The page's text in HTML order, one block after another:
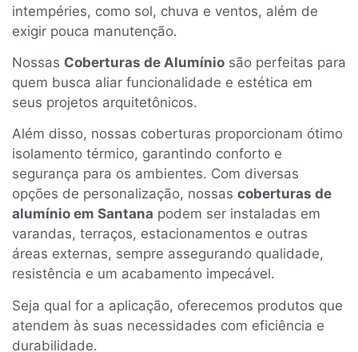
intempéries, como sol, chuva e ventos, além de
exigir pouca manutenção.
Nossas Coberturas de Alumínio são perfeitas para
quem busca aliar funcionalidade e estética em
seus projetos arquitetônicos.
Além disso, nossas coberturas proporcionam ótimo
isolamento térmico, garantindo conforto e
segurança para os ambientes. Com diversas
opções de personalização, nossas coberturas de
alumínio em Santana podem ser instaladas em
varandas, terraços, estacionamentos e outras
áreas externas, sempre assegurando qualidade,
resistência e um acabamento impecável.
Seja qual for a aplicação, oferecemos produtos que
atendem às suas necessidades com eficiência e
durabilidade.